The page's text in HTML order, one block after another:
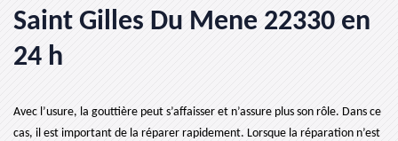
Saint Gilles Du Mene 22330 en
24 h
Avec l’usure, la gouttière peut s’affaisser et n’assure plus son rôle. Dans ce
cas, il est important de la réparer rapidement. Lorsque la réparation n’est